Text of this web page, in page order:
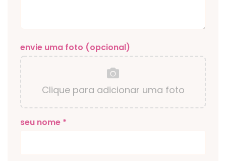
envie uma foto (opcional)
Clique para adicionar uma foto
seu nome *